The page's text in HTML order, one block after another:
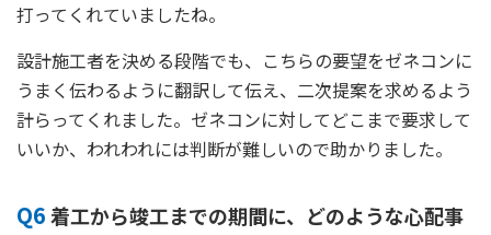
打ってくれていましたね。
設計施工者を決める段階でも、こちらの要望をゼネコンに
うまく伝わるように翻訳して伝え、二次提案を求めるよう
計らってくれました。ゼネコンに対してどこまで要求して
いいか、われわれには判断が難しいので助かりました。
Q6着工から竣工までの期間に、どのような心配事